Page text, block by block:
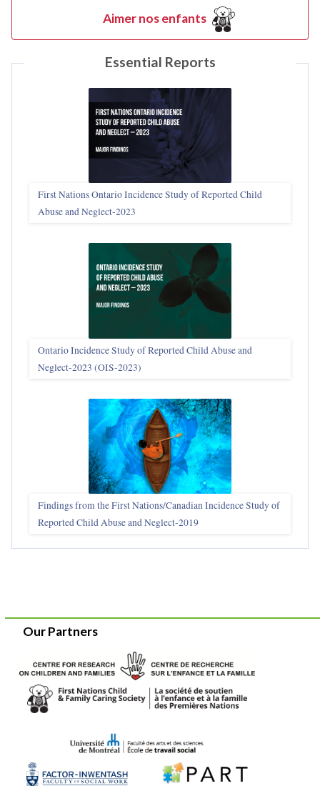
Aimer nos enfants
Essential Reports
First Nations Ontario Incidence Study of Reported Child
Abuse and Neglect‑2023
Ontario Incidence Study of Reported Child Abuse and
Neglect-2023 (OIS‑2023)
Findings from the First Nations/Canadian Incidence Study of
Reported Child Abuse and Neglect-2019
Our Partners